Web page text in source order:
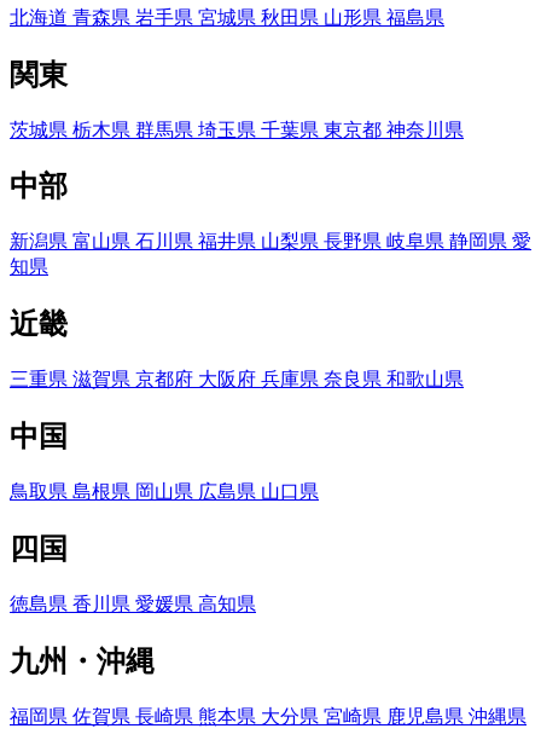
北海道 青森県 岩手県 宮城県 秋田県 山形県 福島県
関東
茨城県 栃木県 群馬県 埼玉県 千葉県 東京都 神奈川県
中部
新潟県 富山県 石川県 福井県 山梨県 長野県 岐阜県 静岡県 愛
知県
近畿
三重県 滋賀県 京都府 大阪府 兵庫県 奈良県 和歌山県
中国
鳥取県 島根県 岡山県 広島県 山口県
四国
徳島県 香川県 愛媛県 高知県
九州・沖縄
福岡県 佐賀県 長崎県 熊本県 大分県 宮崎県 鹿児島県 沖縄県